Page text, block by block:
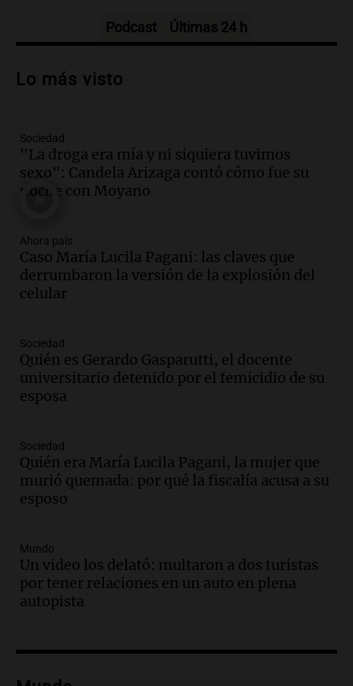
Audio.Debate en el Senado sobre
la soberanía digital en Argentina
Audio.
de semana helado y ciudadanos
marchan contra reforma de tierras
Panorama Federal
Audio.
El "Mono" de Kapanga
adelantó su show en Rosario.
Viva la Radio Rosario
Episodios
en suspenso a hombre por simular robo
de recaudación en San Luis
Panorama Federal
Episodios
ayuda por problemas de fertilidad y la
ostentación de millonarios
Amamos Argentina
Episodios
avanza con testimonios clave sobre el
accidente en Villa Dolores
Panorama Federal
Episodios
tributo todos los jueves
Podcast Últimas 24 h
Lo más visto
Sociedad
"La droga era mía y ni siquiera tuvimos
sexo": Candela Arizaga contó cómo fue su
noche con Moyano
Ahora país
Caso María Lucila Pagani: las claves que
derrumbaron la versión de la explosión del
celular
Sociedad
Quién es Gerardo Gasparutti, el docente
universitario detenido por el femicidio de su
esposa
Sociedad
Quién era María Lucila Pagani, la mujer que
murió quemada: por qué la fiscalía acusa a su
esposo
Mundo
Un video los delató: multaron a dos turistas
por tener relaciones en un auto en plena
autopista